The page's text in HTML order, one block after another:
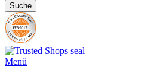
Suche
Menü